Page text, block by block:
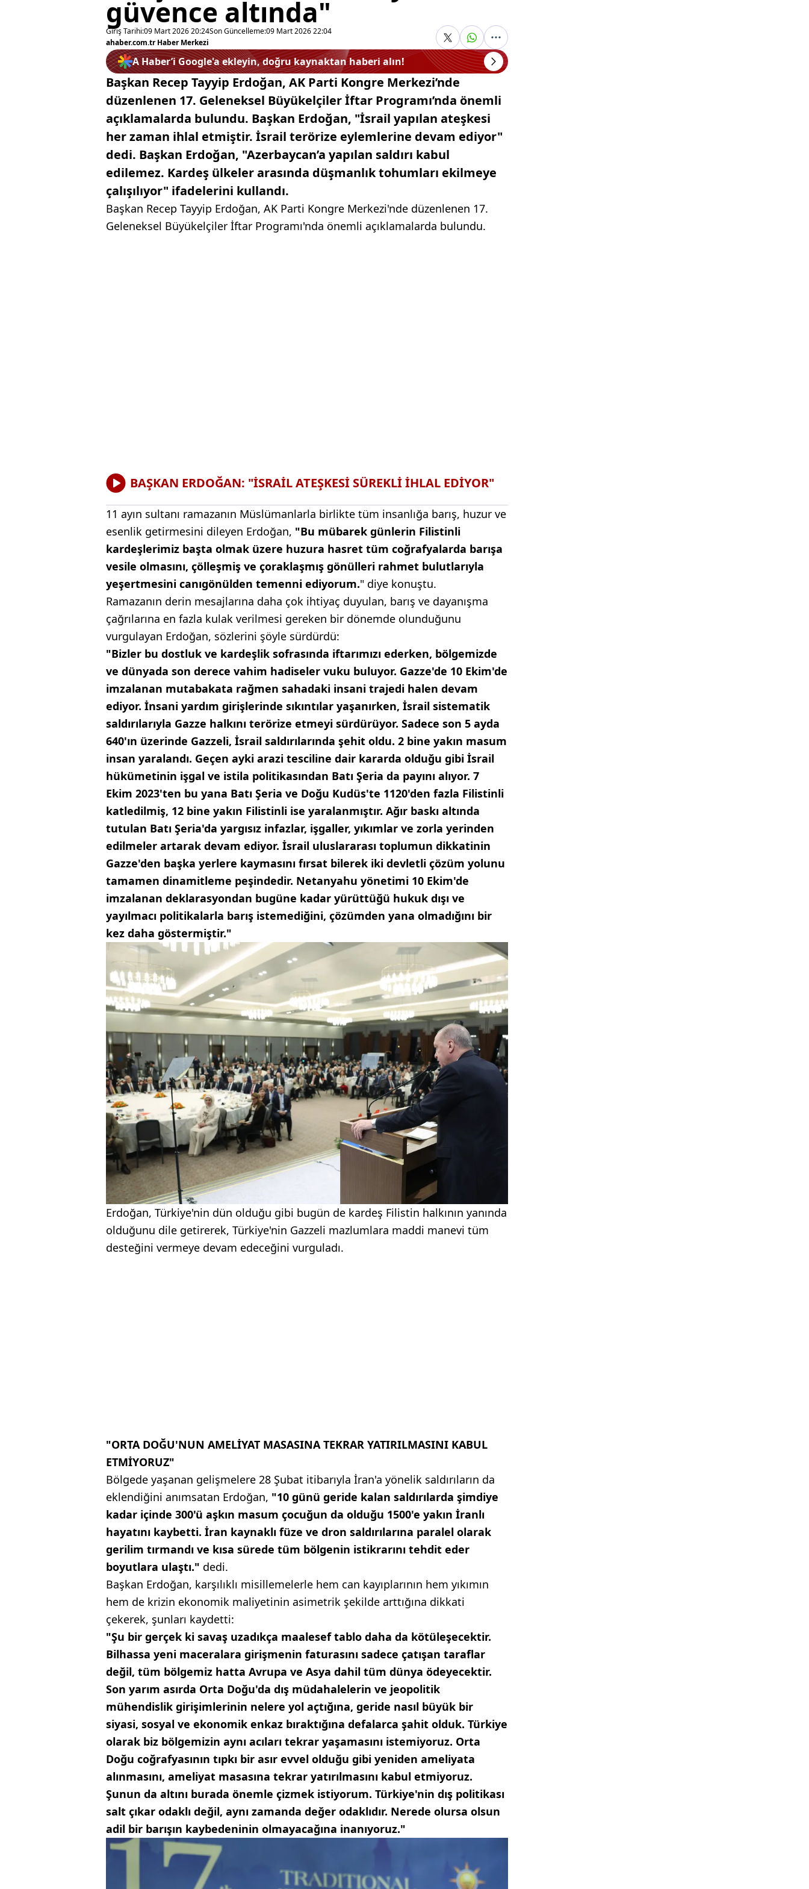
güvence altında"
Giriş Tarihi:09 Mart 2026 20:24Son Güncelleme:09 Mart 2026 22:04
ahaber.com.tr Haber Merkezi
A Haber’i Google'a ekleyin, doğru kaynaktan haberi alın!
Başkan Recep Tayyip Erdoğan, AK Parti Kongre Merkezi’nde
düzenlenen 17. Geleneksel Büyükelçiler İftar Programı’nda önemli
açıklamalarda bulundu. Başkan Erdoğan, "İsrail yapılan ateşkesi
her zaman ihlal etmiştir. İsrail terörize eylemlerine devam ediyor"
dedi. Başkan Erdoğan, "Azerbaycan’a yapılan saldırı kabul
edilemez. Kardeş ülkeler arasında düşmanlık tohumları ekilmeye
çalışılıyor" ifadelerini kullandı.
Başkan Recep Tayyip Erdoğan, AK Parti Kongre Merkezi'nde düzenlenen 17.
Geleneksel Büyükelçiler İftar Programı'nda önemli açıklamalarda bulundu.
BAŞKAN ERDOĞAN: "İSRAİL ATEŞKESİ SÜREKLİ İHLAL EDİYOR"
11 ayın sultanı ramazanın Müslümanlarla birlikte tüm insanlığa barış, huzur ve
esenlik getirmesini dileyen Erdoğan, "Bu mübarek günlerin Filistinli
kardeşlerimiz başta olmak üzere huzura hasret tüm coğrafyalarda barışa
vesile olmasını, çölleşmiş ve çoraklaşmış gönülleri rahmet bulutlarıyla
yeşertmesini canıgönülden temenni ediyorum." diye konuştu.
Ramazanın derin mesajlarına daha çok ihtiyaç duyulan, barış ve dayanışma
çağrılarına en fazla kulak verilmesi gereken bir dönemde olunduğunu
vurgulayan Erdoğan, sözlerini şöyle sürdürdü:
"Bizler bu dostluk ve kardeşlik sofrasında iftarımızı ederken, bölgemizde
ve dünyada son derece vahim hadiseler vuku buluyor. Gazze'de 10 Ekim'de
imzalanan mutabakata rağmen sahadaki insani trajedi halen devam
ediyor. İnsani yardım girişlerinde sıkıntılar yaşanırken, İsrail sistematik
saldırılarıyla Gazze halkını terörize etmeyi sürdürüyor. Sadece son 5 ayda
640'ın üzerinde Gazzeli, İsrail saldırılarında şehit oldu. 2 bine yakın masum
insan yaralandı. Geçen ayki arazi tesciline dair kararda olduğu gibi İsrail
hükümetinin işgal ve istila politikasından Batı Şeria da payını alıyor. 7
Ekim 2023'ten bu yana Batı Şeria ve Doğu Kudüs'te 1120'den fazla Filistinli
katledilmiş, 12 bine yakın Filistinli ise yaralanmıştır. Ağır baskı altında
tutulan Batı Şeria'da yargısız infazlar, işgaller, yıkımlar ve zorla yerinden
edilmeler artarak devam ediyor. İsrail uluslararası toplumun dikkatinin
Gazze'den başka yerlere kaymasını fırsat bilerek iki devletli çözüm yolunu
tamamen dinamitleme peşindedir. Netanyahu yönetimi 10 Ekim'de
imzalanan deklarasyondan bugüne kadar yürüttüğü hukuk dışı ve
yayılmacı politikalarla barış istemediğini, çözümden yana olmadığını bir
kez daha göstermiştir."
Erdoğan, Türkiye'nin dün olduğu gibi bugün de kardeş Filistin halkının yanında
olduğunu dile getirerek, Türkiye'nin Gazzeli mazlumlara maddi manevi tüm
desteğini vermeye devam edeceğini vurguladı.
"ORTA DOĞU'NUN AMELİYAT MASASINA TEKRAR YATIRILMASINI KABUL
ETMİYORUZ"
Bölgede yaşanan gelişmelere 28 Şubat itibarıyla İran'a yönelik saldırıların da
eklendiğini anımsatan Erdoğan, "10 günü geride kalan saldırılarda şimdiye
kadar içinde 300'ü aşkın masum çocuğun da olduğu 1500'e yakın İranlı
hayatını kaybetti. İran kaynaklı füze ve dron saldırılarına paralel olarak
gerilim tırmandı ve kısa sürede tüm bölgenin istikrarını tehdit eder
boyutlara ulaştı." dedi.
Başkan Erdoğan, karşılıklı misillemelerle hem can kayıplarının hem yıkımın
hem de krizin ekonomik maliyetinin asimetrik şekilde arttığına dikkati
çekerek, şunları kaydetti:
"Şu bir gerçek ki savaş uzadıkça maalesef tablo daha da kötüleşecektir.
Bilhassa yeni maceralara girişmenin faturasını sadece çatışan taraflar
değil, tüm bölgemiz hatta Avrupa ve Asya dahil tüm dünya ödeyecektir.
Son yarım asırda Orta Doğu'da dış müdahalelerin ve jeopolitik
mühendislik girişimlerinin nelere yol açtığına, geride nasıl büyük bir
siyasi, sosyal ve ekonomik enkaz bıraktığına defalarca şahit olduk. Türkiye
olarak biz bölgemizin aynı acıları tekrar yaşamasını istemiyoruz. Orta
Doğu coğrafyasının tıpkı bir asır evvel olduğu gibi yeniden ameliyata
alınmasını, ameliyat masasına tekrar yatırılmasını kabul etmiyoruz.
Şunun da altını burada önemle çizmek istiyorum. Türkiye'nin dış politikası
salt çıkar odaklı değil, aynı zamanda değer odaklıdır. Nerede olursa olsun
adil bir barışın kaybedeninin olmayacağına inanıyoruz."